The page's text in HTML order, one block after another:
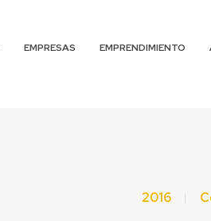
EMPRESAS EMPRENDIMIENTO
2016